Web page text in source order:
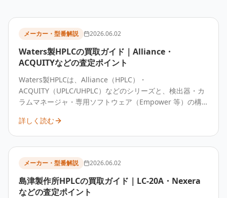
メーカー・型番解説 2026.06.02
Waters製HPLCの買取ガイド｜Alliance・
ACQUITYなどの査定ポイント
Waters製HPLCは、Alliance（HPLC）・
ACQUITY（UPLC/UHPLC）などのシリーズと、検出器・カ
ラムマネージャ・専用ソフトウェア（Empower 等）の構
ソフトウェアライセンスの有無を整理して査定するのが確
実です。
詳しく読む
メーカー・型番解説 2026.06.02
島津製作所HPLCの買取ガイド｜LC-20A・Nexera
などの査定ポイント